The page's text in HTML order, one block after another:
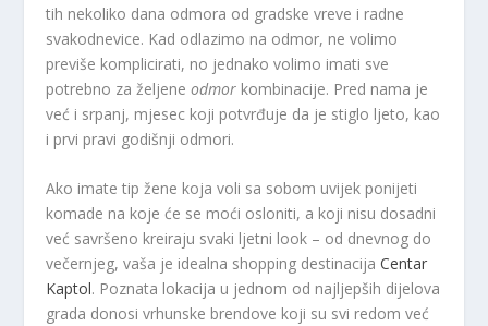
tih nekoliko dana odmora od gradske vreve i radne
svakodnevice. Kad odlazimo na odmor, ne volimo
previše komplicirati, no jednako volimo imati sve
potrebno za željeneodmor kombinacije. Pred nama je
već i srpanj, mjesec koji potvrđuje da je stiglo ljeto, kao
i prvi pravi godišnji odmori.
Ako imate tip žene koja voli sa sobom uvijek ponijeti
komade na koje će se moći osloniti, a koji nisu dosadni
već savršeno kreiraju svaki ljetni look – od dnevnog do
večernjeg, vaša je idealna shopping destinacijaCentar
Kaptol. Poznata lokacija u jednom od najljepših dijelova
grada donosi vrhunske brendove koji su svi redom već